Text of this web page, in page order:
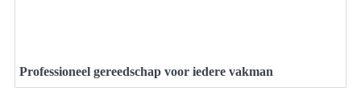
Professioneel gereedschap voor iedere vakman